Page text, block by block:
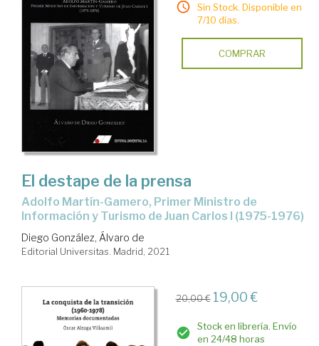
Sin Stock. Disponible en
7/10 días.
COMPRAR
El destape de la prensa
Adolfo Martín-Gamero, Primer Ministro de
Información y Turismo de Juan Carlos I (1975-1976)
Diego González, Álvaro de
Editorial Universitas. Madrid, 2021
20,00 € 19,00 €
Stock en librería. Envío
en 24/48 horas